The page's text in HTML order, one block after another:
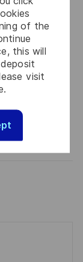
of the
this will
visit